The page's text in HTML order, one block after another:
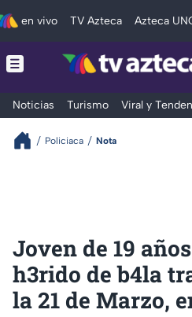
en vivo TV Azteca Azteca
Noticias Turismo Viral y
Policiaca Nota
Joven de 19
h3rido de b4la
la 21 de Marzo,